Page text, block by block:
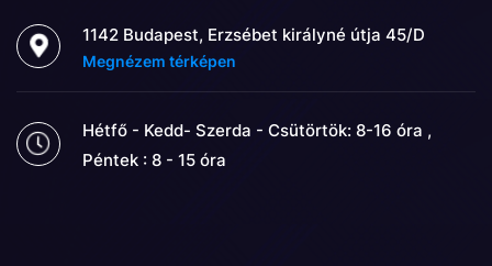
1142 Budapest, Erzsébet királyné útja 45/D
Megnézem térképen
Hétfő - Kedd- Szerda - Csütörtök: 8-16 óra ,
Péntek : 8 - 15 óra